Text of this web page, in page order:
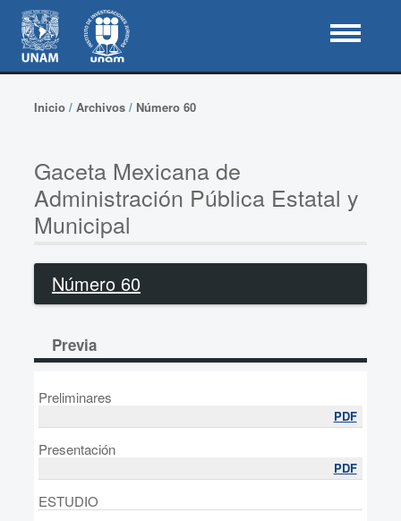
Inicio/ Archivos/ Número 60
Gaceta Mexicana de
Administración Pública Estatal y
Municipal
Número 60
Previa
Preliminares
PDF
Presentación
PDF
ESTUDIO